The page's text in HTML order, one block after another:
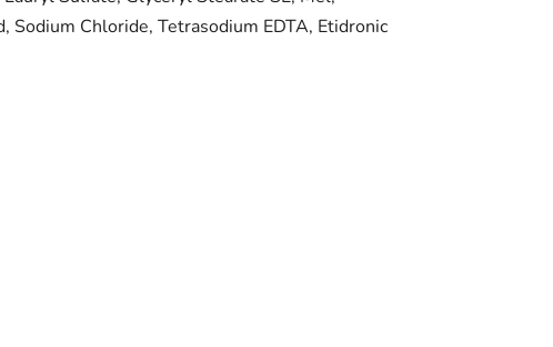
Sodium Chloride, Tetrasodium EDTA, Etidronic